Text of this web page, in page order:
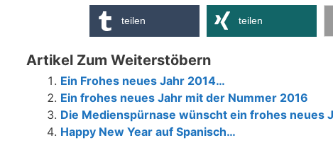
teilen teilen
Artikel Zum Weiterstöbern
Ein Frohes neues Jahr 2014…
Ein frohes neues Jahr mit der Nummer 2016
Die Medienspürnase wünscht ein frohes neues
Happy New Year auf Spanisch…